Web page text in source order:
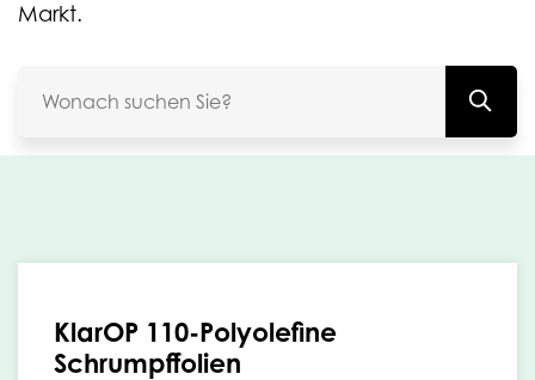
Markt.
KlarOP 110-Polyolefine
Schrumpffolien